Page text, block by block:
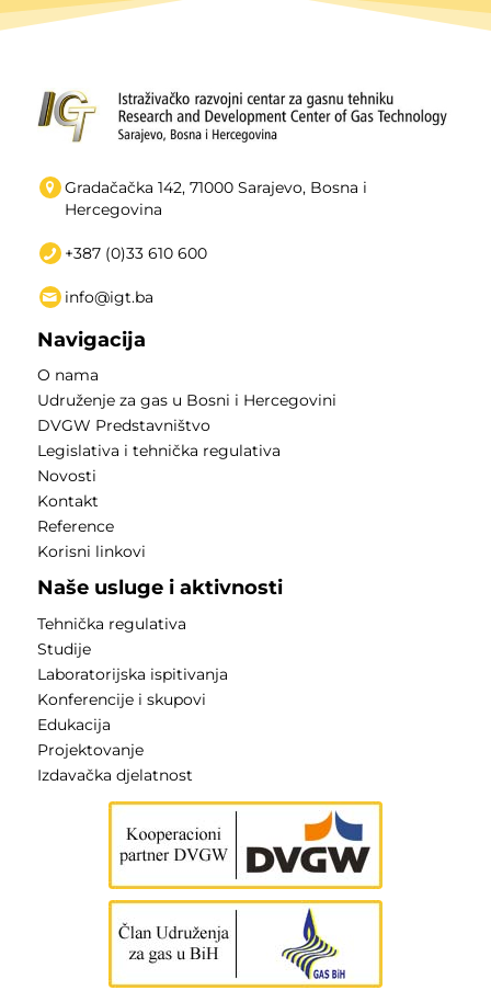
Gradačačka 142, 71000 Sarajevo, Bosna i
Hercegovina
+387 (0)33 610 600
info@igt.ba
Navigacija
O nama
Udruženje za gas u Bosni i Hercegovini
DVGW Predstavništvo
Legislativa i tehnička regulativa
Novosti
Kontakt
Reference
Korisni linkovi
Naše usluge i aktivnosti
Tehnička regulativa
Studije
Laboratorijska ispitivanja
Konferencije i skupovi
Edukacija
Projektovanje
Izdavačka djelatnost